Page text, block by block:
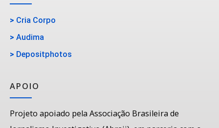
> Cria Corpo
> Audima
> Depositphotos
APOIO
Projeto apoiado pela Associação Brasileira de